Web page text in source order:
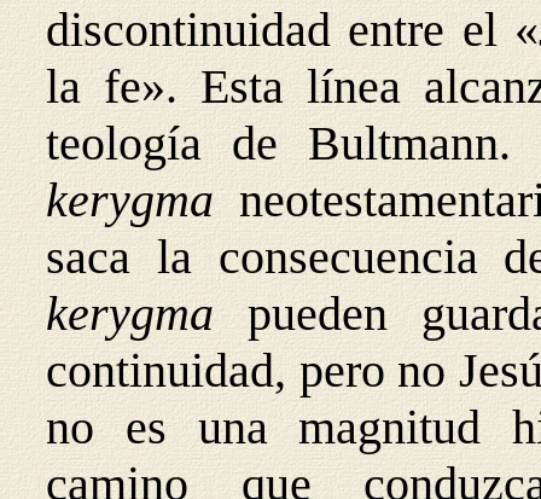
discontinuidad entre el
la fe». Esta línea
teología de
kerygma
saca la consecuencia
kerygmapueden
continuidad, pero no
no es una magnitud
camino que